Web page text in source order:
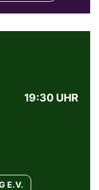
19:30 UHR
E.V.